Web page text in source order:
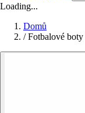
Loading...
Domů
/ Fotbalové